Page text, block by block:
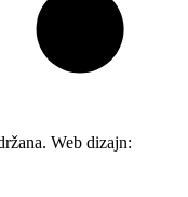
Web dizajn: